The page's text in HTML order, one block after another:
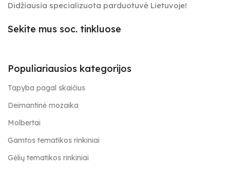
Didžiausia specializuota parduotuvė Lietuvoje!
Sekite mus soc. tinkluose
Populiariausios kategorijos
Tapyba pagal skaičius
Deimantinė mozaika
Molbertai
Gamtos tematikos rinkiniai
Gėlių tematikos rinkiniai